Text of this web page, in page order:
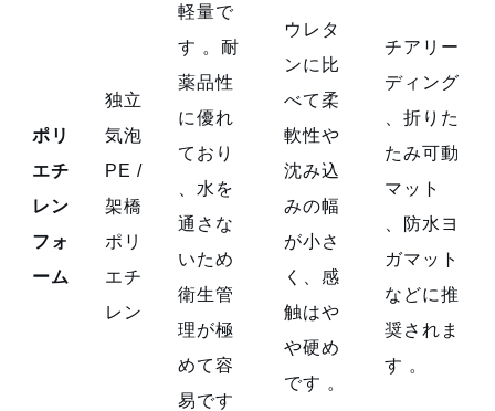
ポリ
エチ
レン
フォ
ーム
独立
気泡
PE /
架橋
ポリ
エチ
レン
軽量で
す 。耐
薬品性
に優れ
ており
、水を
通さな
いため
衛生管
理が極
めて容
易です
ウレタ
ンに比
べて柔
軟性や
沈み込
みの幅
が小さ
く、感
触はや
や硬め
です 。
チアリー
ディング
、折りた
たみ可動
マット
、防水ヨ
ガマット
などに推
奨されま
す 。